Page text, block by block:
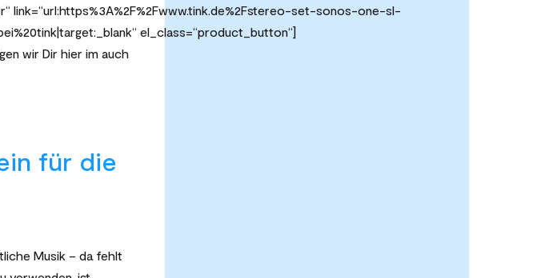
link=“url:https%3A%2F%2Fwww.tink.de%2Fstereo-set-sonos-one-sl-
el_class=“product_button“]
wir Dir hier im auch
für die
Musik – da fehlt